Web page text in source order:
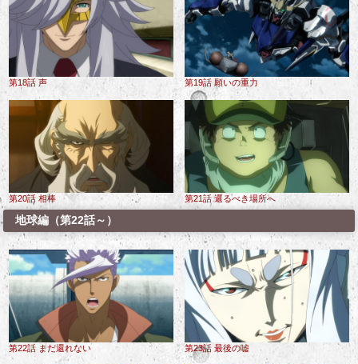
第18話 声 第19話 願いの重力
第20話 相棒 第21話 還るべき場所へ
地球編（第22話～）
第22話 まだ還れない 第23話 最後の嘘